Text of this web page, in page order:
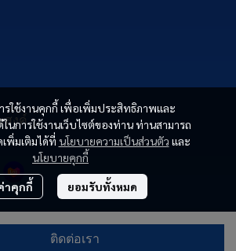
ติดต่อเรา
รใช้งานคุกกี้ เพื่อเพิ่มประสิทธิภาพและ
การใช้งานเว็บไซต์ของท่าน ท่านสามารถ
พิ่มเติมได้ที่ นโยบายความเป็นส่วนตัว และ
นโยบายคุกกี้
าคุกกี้ ยอมรับทั้งหมด
สงค์
2024 | All Rights Reserved.